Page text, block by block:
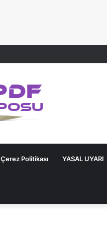
Çerez Politikası YASAL UYARI